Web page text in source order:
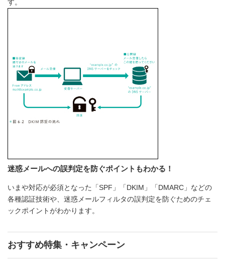
す。
迷惑メールへの誤判定を防ぐポイントもわかる！
いまや対応が必須となった「SPF」「DKIM」「DMARC」などの
各種認証技術や、迷惑メールフィルタの誤判定を防ぐためのチェ
ックポイントがわかります。
おすすめ特集・キャンペーン